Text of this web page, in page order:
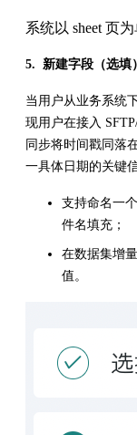
系统以 sheet 页
5. 新建字段（选填）
当用户从业务系统
现用户在接入
同步将时间戳同落
一具体日期的关键信
支持命名一
件名填充；
在数据集增
值。